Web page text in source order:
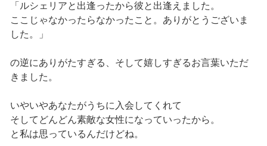
「ルシェリアと出逢ったから彼と出逢えました。
ここじゃなかったらなかったこと。ありがとうございま
した。」
の逆にありがたすぎる、そして嬉しすぎるお言葉いただ
きました。
いやいやあなたがうちに入会してくれて
そしてどんどん素敵な女性になっていったから。
と私は思っているんだけどね。